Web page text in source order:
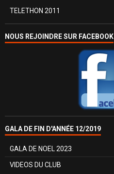
TELETHON 2011
NOUS REJOINDRE SUR FACEBOOK
GALA DE FIN D'ANNÉE 12/2019
GALA DE NOEL 2023
VIDEOS DU CLUB